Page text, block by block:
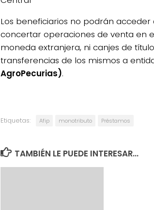
Los beneficiarios no podrán
concertar operaciones de venta en
moneda extranjera, ni canjes de
transferencias de los mismos a
AgroPecurias).
Etiquetas: Afip monotributo Préstamos
TAMBIÉN LE PUEDE INTERESAR...